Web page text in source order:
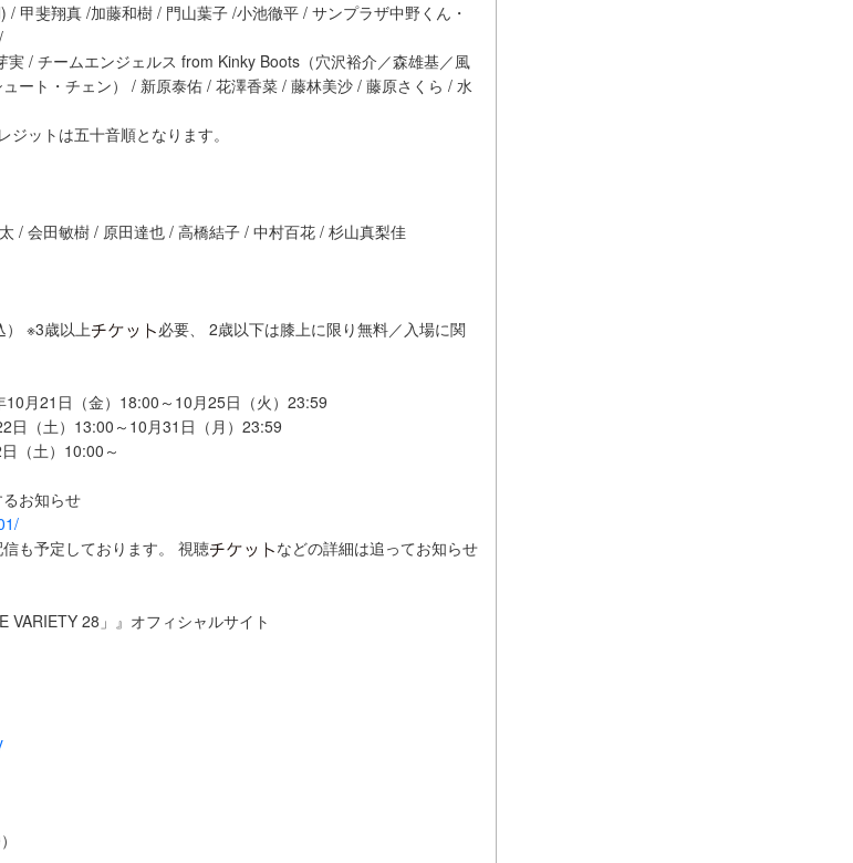
甲斐翔真 /加藤和樹 / 門山葉子 /小池徹平 / サンプラザ中野くん・
/ チームエンジェルス from Kinky Boots（穴沢裕介／森雄基／風
ート・チェン） / 新原泰佑 / 花澤香菜 / 藤林美沙 / 藤原さくら / 水
ットは五十音順となります。
/ 会田敏樹 / 原田達也 / 高橋結子 / 中村百花 / 杉山真梨佳
） ※3歳以上
必要、 2歳以下は膝上に限り無料／入場に関
月21日（金）18:00～10月25日（火）23:59
日（土）13:00～10月31日（月）23:59
（土）10:00～
お知らせ
も予定しております。 視聴
などの詳細は追ってお知らせ
28」』オフィシャルサイト